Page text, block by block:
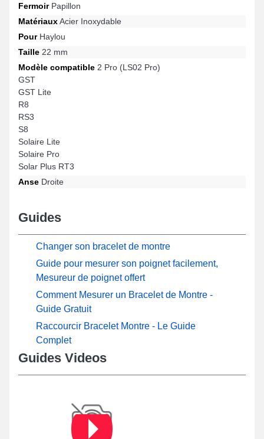
FermoirPapillon
MatériauxAcier Inoxydable
PourHaylou
Taille 22 mm
Modèle compatible 2 Pro (LS02 Pro)
GST
GST Lite
R8
RS3
S8
Solaire Lite
Solaire Pro
Solar Plus RT3
Anse Droite
Guides
Changer son bracelet de montre
Guide pour mesurer son poignet facilement,
Mesureur de poignet offert
Comment Mesurer un Bracelet de Montre -
Guide Gratuit
Raccourcir Bracelet Montre - Le Guide
Complet
Guides Videos